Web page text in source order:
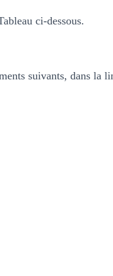
ci-dessous.
suivants, dans la